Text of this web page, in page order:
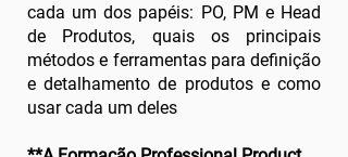
cada um dos papéis: PO, PM e Head
de Produtos, quais os principais
métodos e ferramentas para definição
e detalhamento de produtos e como
usar cada um deles